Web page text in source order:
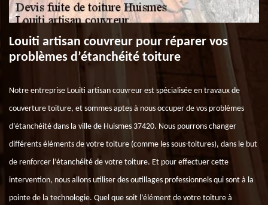
Louiti artisan couvreur pour réparer vos
problèmes d’étanchéité toiture
Notre entreprise Louiti artisan couvreur est spécialisée en travaux de
couverture toiture, et sommes aptes à nous occuper de vos problèmes
d’étanchéité dans la ville de Huismes 37420. Nous pourrons changer
différents éléments de votre toiture (comme les sous-toitures), dans le but
de renforcer l’étanchéité de votre toiture. Et pour effectuer cette
intervention, nous allons utiliser des outillages professionnels qui sont à la
pointe de la technologie. Quel que soit l’élément de votre toiture à